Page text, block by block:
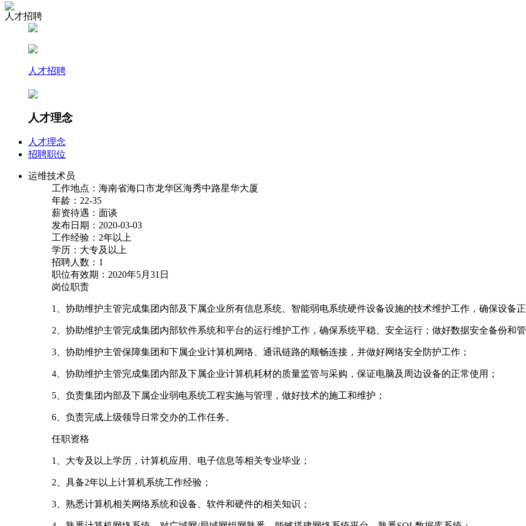
人才招聘
人才招聘
人才理念
人才理念
招聘职位
运维技术员
工作地点：海南省海口市龙华区海秀中路星华大厦
年龄：22-35
薪资待遇：面谈
发布日期：2020-03-03
工作经验：2年以上
学历：大专及以上
招聘人数：1
职位有效期：2020年5月31日
岗位职责
1、协助维护主管完成集团内部及下属企业所有信息系统、智能弱电系统硬件设备设施的技术维护工作，确保设备正
2、协助维护主管完成集团内部软件系统和平台的运行维护工作，确保系统平稳、安全运行；做好数据安全备份和管
3、协助维护主管保障集团和下属企业计算机网络、通讯链路的顺畅连接，并做好网络安全防护工作；
4、协助维护主管完成集团内部及下属企业计算机耗材的质量监管与采购，保证电脑及周边设备的正常使用；
5、负责集团内部及下属企业弱电系统工程实施与管理，做好技术的施工和维护；
6、负责完成上级领导日常交办的工作任务。
任职资格
1、大专及以上学历，计算机应用、电子信息等相关专业毕业；
2、具备2年以上计算机系统工作经验；
3、熟悉计算机相关网络系统和设备、软件和硬件的相关知识；